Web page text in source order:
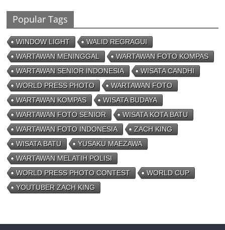
Popular Tags
WINDOW LIGHT
WALID REGRAGUI
WARTAWAN MENINGGAL
WARTAWAN FOTO KOMPAS
WARTAWAN SENIOR INDONESIA
WISATA CANDHI
WORLD PRESS PHOTO
WARTAWAN FOTO
WARTAWAN KOMPAS
WISATA BUDAYA
WARTAWAN FOTO SENIOR
WISATA KOTA BATU
WARTAWAN FOTO INDONESIA
ZACH KING
WISATA BATU
YUSAKU MAEZAWA
WARTAWAN MELATIH POLISI
WORLD PRESS PHOTO CONTEST
WORLD CUP
YOUTUBER ZACH KING